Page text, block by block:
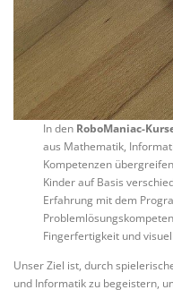
In den RoboManiac-
aus Mathematik,
Kompetenzen
Kinder auf Basis
Erfahrung mit dem
Fingerfertigkeit und
Unser Ziel ist, durch
und Informatik zu begeistern,